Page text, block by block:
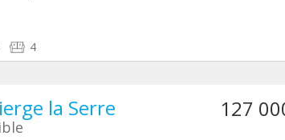
4
la Serre 127